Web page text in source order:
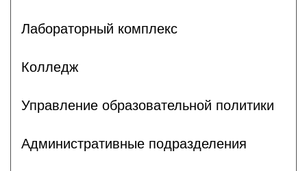
Лабораторный комплекс
Колледж
Управление образовательной политики
Административные подразделения